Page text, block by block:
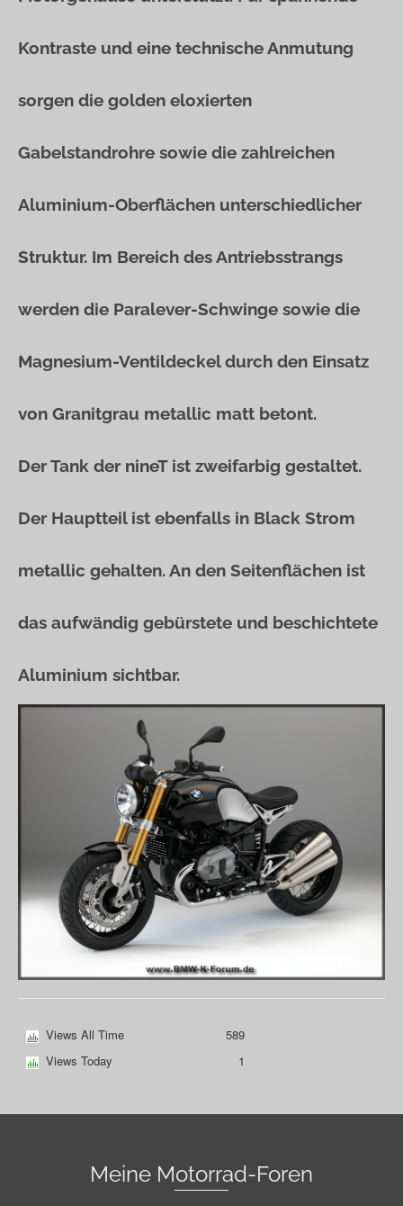
Kontraste und eine technische Anmutung
sorgen die golden eloxierten
Gabelstandrohre sowie die zahlreichen
Aluminium-Oberflächen unterschiedlicher
Struktur. Im Bereich des Antriebsstrangs
werden die Paralever-Schwinge sowie die
Magnesium-Ventildeckel durch den Einsatz
von Granitgrau metallic matt betont.
Der Tank der nineT ist zweifarbig gestaltet.
Der Hauptteil ist ebenfalls in Black Strom
metallic gehalten. An den Seitenflächen ist
das aufwändig gebürstete und beschichtete
Aluminium sichtbar.
Views All Time
589
Views Today
1
Meine Motorrad-Foren